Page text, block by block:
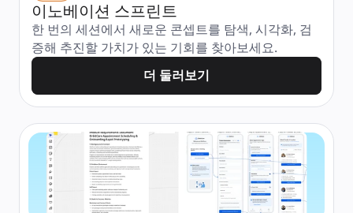
이노베이션 스프린트
한 번의 세션에서 새로운 콘셉트를 탐색, 시각화, 검
증해 추진할 가치가 있는 기회를 찾아보세요.
더 둘러보기